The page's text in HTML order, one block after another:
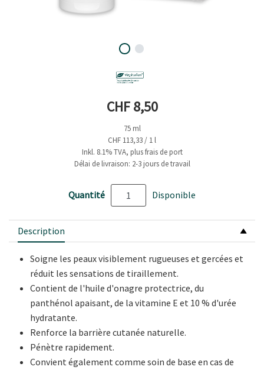
Prix actuel
CHF 8,50
75 ml
CHF 113,33 / 1 l
Inkl. 8.1% TVA, plus frais de port
Délai de livraison: 2-3 jours de travail
Quantité Disponible
Description
Soigne les peaux visiblement rugueuses et gercées et
réduit les sensations de tiraillement.
Contient de l'huile d'onagre protectrice, du
panthénol apaisant, de la vitamine E et 10 % d'urée
hydratante.
Renforce la barrière cutanée naturelle.
Pénètre rapidement.
Convient également comme soin de base en cas de